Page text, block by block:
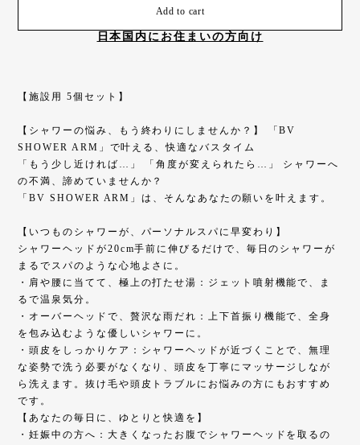
Add to cart
日本国内にお住まいの方向け
【施設用 5個セット】
【シャワーの悩み、もう終わりにしませんか？】 「BV
SHOWER ARM」で叶える、快適なバスタイム
「もう少し近ければ…」 「角度が変えられたら…」 シャワーへ
の不満、諦めていませんか？
「BV SHOWER ARM」は、そんなあなたの願いを叶えます。
【いつものシャワーが、パーソナルスパに早変わり】
シャワーヘッドが20cm手前に伸びるだけで、毎日のシャワーが
まるでスパのような心地よさに。
・肩や腰に当てて、極上の打たせ湯：ジェット噴射機能で、ま
るで温泉気分。
・オーバーヘッドで、贅沢な雨だれ：上下首振り機能で、全身
を包み込むような優しいシャワーに。
・頭皮をしっかりケア：シャワーヘッドが近づくことで、無理
な姿勢で洗う必要がなくなり、頭皮を丁寧にマッサージしなが
ら洗えます。抜け毛や頭皮トラブルにお悩みの方にもおすすめ
です。
【あなたの毎日に、ゆとりと快適を】
・妊娠中の方へ：大きくなったお腹でシャワーヘッドを取るの